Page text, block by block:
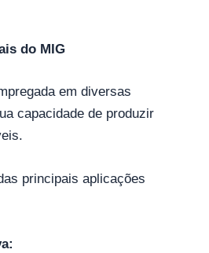
do MIG
em diversas
capacidade de produzir
principais aplicações